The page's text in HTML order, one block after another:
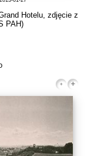
Hotelu, zdjęcie z
PAH)